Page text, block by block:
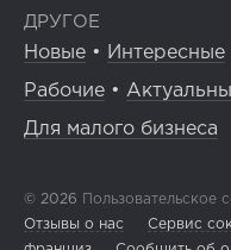
ДРУГОЕ
Новые • Интересные
Рабочие •
Для малого бизнеса
© 2026 Пользовательское
Отзывы о нас
Сервис